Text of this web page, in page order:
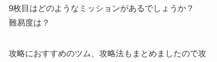
9枚目はどのようなミッションがあるでしょうか？
難易度は？
攻略におすすめのツム、攻略法もまとめましたので攻